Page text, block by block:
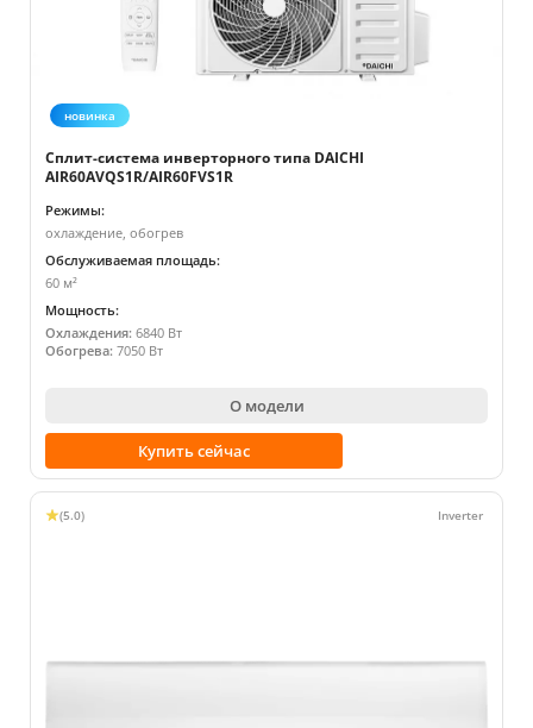
новинка
Сплит-система инверторного типа DAICHI
AIR60AVQS1R/AIR60FVS1R
Режимы:
охлаждение, обогрев
Обслуживаемая площадь:
60 м²
Мощность:
Охлаждения: 6840 Вт
Обогрева: 7050 Вт
О модели
Купить сейчас
(5.0)